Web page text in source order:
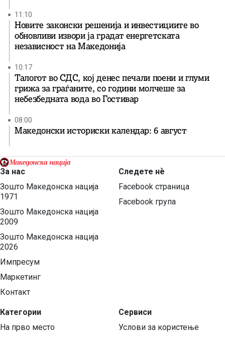
11:10
Новите законски решенија и инвестициите во
обновливи извори ја градат енергетската
независност на Македонија
10:17
Талогот во СДС, кој денес печали поени и глуми
грижа за граѓаните, со години молчеше за
небезбедната вода во Гостивар
08:00
Македонски историски календар: 6 август
За нас
Зошто Македонска нација
1971
Зошто Македонска нација
2009
Зошто Македонска нација
2026
Импресум
Маркетинг
Контакт
Категории
На прво место
Следете нѐ
Facebook страница
Facebook група
Сервиси
Услови за користење